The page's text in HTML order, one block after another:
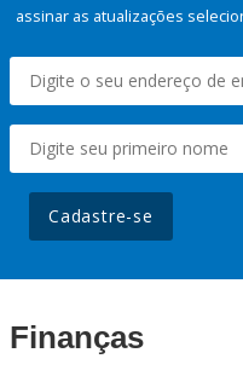
assinar as atualizações
Cadastre-se
Finanças